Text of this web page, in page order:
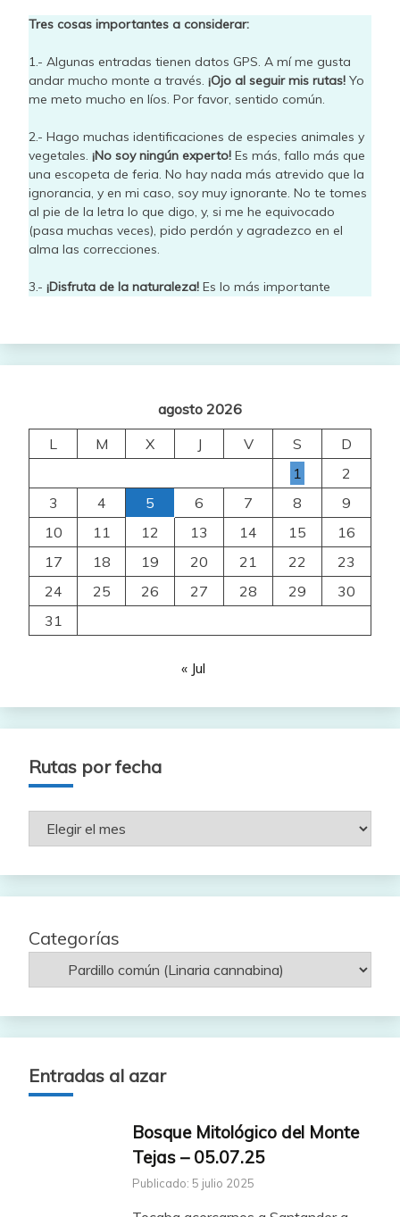
Tres cosas importantes a considerar:
1.- Algunas entradas tienen datos GPS. A mí me gusta
andar mucho monte a través. ¡Ojo al seguir mis rutas! Yo
me meto mucho en líos. Por favor, sentido común.
2.- Hago muchas identificaciones de especies animales y
vegetales. ¡No soy ningún experto! Es más, fallo más que
una escopeta de feria. No hay nada más atrevido que la
ignorancia, y en mi caso, soy muy ignorante. No te tomes
al pie de la letra lo que digo, y, si me he equivocado
(pasa muchas veces), pido perdón y agradezco en el
alma las correcciones.
3.- ¡Disfruta de la naturaleza! Es lo más importante
agosto 2026
L
M X J V S
D
1
2
3
4 5 6 7 8
9
10
11 12 13 14 15
16
17
18 19 20 21 22
23
24
25 26 27 28 29
30
31
« Jul
Rutas por fecha
Rutas
por
Categorías
Entradas al azar
Bosque Mitológico del Monte
Tejas – 05.07.25
Publicado: 5 julio 2025